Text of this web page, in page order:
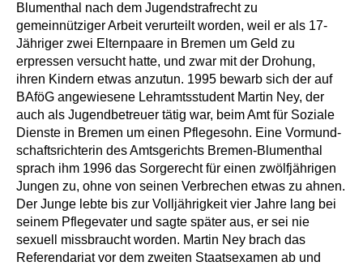
Blumenthal nach dem Jugendstrafrecht zu
gemeinnütziger Arbeit verurteilt worden, weil er als 17-
Jähriger zwei Elternpaare in Bremen um Geld zu
erpressen versucht hatte, und zwar mit der Drohung,
ihren Kindern etwas anzutun. 1995 bewarb sich der auf
BAföG angewiesene Lehramtsstudent Martin Ney, der
auch als Jugendbetreuer tätig war, beim Amt für Soziale
Dienste in Bremen um einen Pflegesohn. Eine Vormund­
schafts­richterin des Amtsgerichts Bremen-Blumenthal
sprach ihm 1996 das Sorgerecht für einen zwölfjährigen
Jungen zu, ohne von seinen Verbrechen etwas zu ahnen.
Der Junge lebte bis zur Volljährigkeit vier Jahre lang bei
seinem Pflegevater und sagte später aus, er sei nie
sexuell missbraucht worden. Martin Ney brach das
Referendariat vor dem zweiten Staatsexamen ab und